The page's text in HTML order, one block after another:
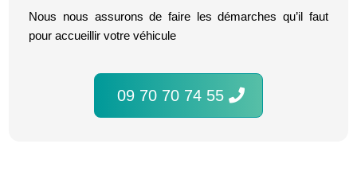
Nous nous assurons de faire les démarches qu’il faut
pour accueillir votre véhicule
09 70 70 74 55